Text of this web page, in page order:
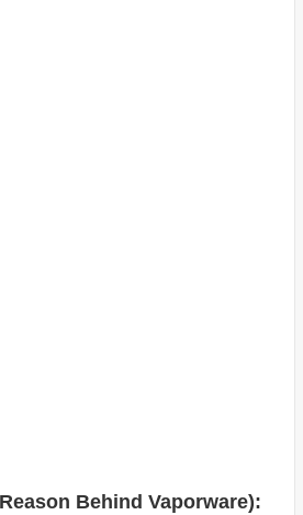
Behind Vaporware):